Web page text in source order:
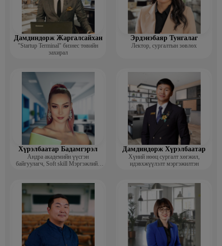
Дамдиндорж Жаргалсайхан
"Startup Terminal" бизнес төвийн
захирал
Эрдэнэбаяр Тунгалаг
Лектор, сургалтын зөвлөх
Хүрэлбаатар Бадамгэрэл
Андра академийн үүсгэн
байгуулагч, Soft skill Мэргэжлийн
Дамдиндорж Хүрэлбаатар
Хүний нөөц сургалт хөгжил,
идэвхжүүлэлт мэргэжилтэн